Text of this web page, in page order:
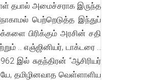
தபால் அமைச்சராக இருந்த
பெற்றெடுத்த இந்துப்
பிரிக்கும் அரசின் சதி
.. எஞ்ஜினியர், டாக்டரை ..
இல் சுதந்திரன் “ஆசிரியர்
தமிழினவாத வெள்ளாளிய